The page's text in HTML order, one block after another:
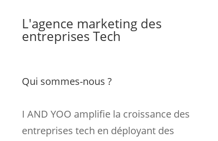
L'agence marketing des
entreprises Tech
Qui sommes-nous ?
I AND YOO amplifie la croissance des
entreprises tech en déployant des